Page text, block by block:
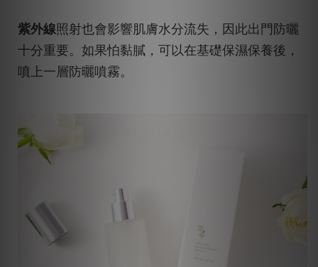
紫外線照射也會影響肌膚水分流失，因此出門防曬
十分重要。如果怕黏膩，可以在基礎保濕保養後，
噴上一層防曬噴霧。